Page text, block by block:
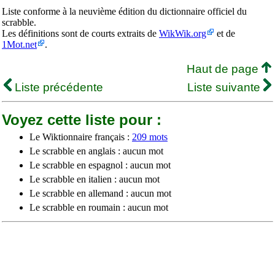
Liste conforme à la neuvième édition du dictionnaire officiel du
scrabble.
Les définitions sont de courts extraits de WikWik.org
et de
1Mot.net
.
Haut de page
Liste précédente
Liste suivante
Voyez cette liste pour :
Le Wiktionnaire français : 209 mots
Le scrabble en anglais : aucun mot
Le scrabble en espagnol : aucun mot
Le scrabble en italien : aucun mot
Le scrabble en allemand : aucun mot
Le scrabble en roumain : aucun mot